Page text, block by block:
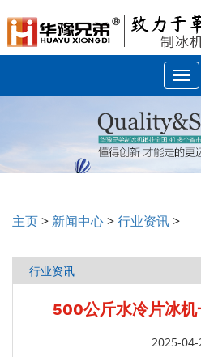
主页> 新闻中心>行业资讯>
行业资讯
500公斤水冷片冰
2025-04-